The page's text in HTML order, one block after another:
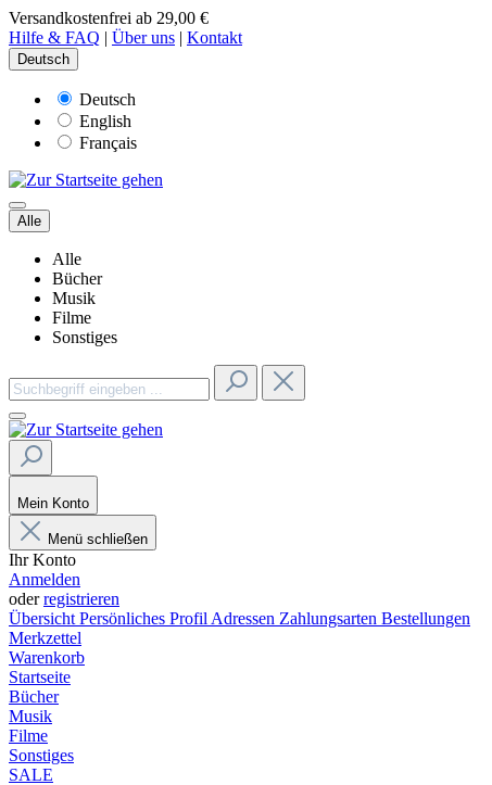
Versandkostenfrei ab 29,00 €
Hilfe & FAQ | Über uns | Kontakt
Deutsch
Deutsch
English
Français
Alle
Alle
Bücher
Musik
Filme
Sonstiges
Mein Konto
Menü schließen
Ihr Konto
Anmelden
oderregistrieren
Übersicht Persönliches Profil Adressen Zahlungsarten Bestellungen
Merkzettel
Warenkorb
Startseite
Bücher
Musik
Filme
Sonstiges
SALE